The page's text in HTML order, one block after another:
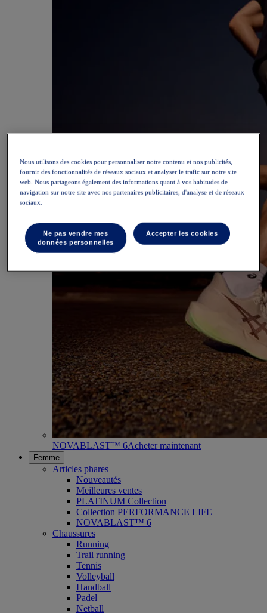
NOVABLAST™ 6Acheter maintenant
Femme
Articles phares
Nouveautés
Meilleures ventes
PLATINUM Collection
Collection PERFORMANCE LIFE
NOVABLAST™ 6
Chaussures
Running
Trail running
Tennis
Volleyball
Handball
Padel
Netball
Nous utilisons des cookies pour personnaliser notre contenu et nos publicités,
fournir des fonctionnalités de réseaux sociaux et analyser le trafic sur notre site
web. Nous partageons également des informations quant à vos habitudes de
navigation sur notre site avec nos partenaires publicitaires, d'analyse et de réseaux
sociaux.
Ne pas vendre mes
données personnelles
Accepter les cookies